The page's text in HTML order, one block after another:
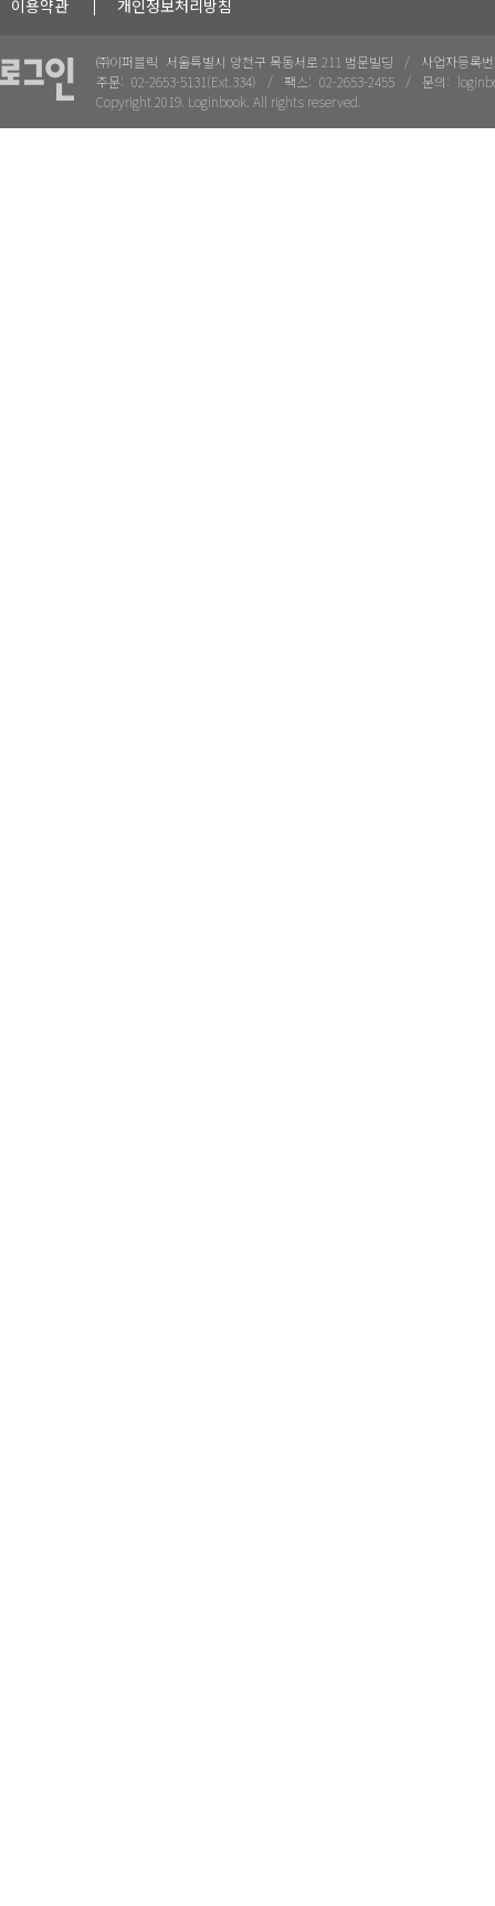
이용약관 개인정보처리방침
㈜이퍼블릭 서울특별시 양천구 목동서로 211 범문빌딩
사업자등록
주문: 02-2653-5131(Ext.334) 팩스: 02-2653-2455 문의:
Copyright 2019. Loginbook. All rights reserved.